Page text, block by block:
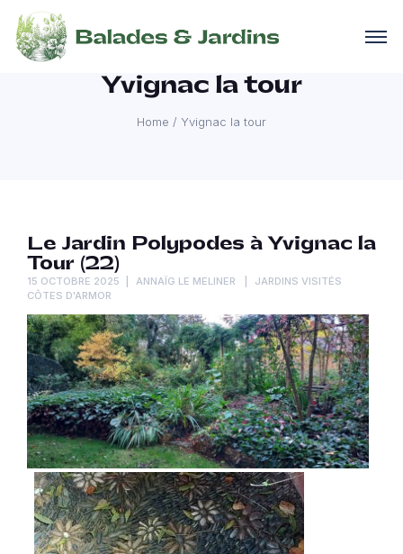
Yvignac la tour
Home / Yvignac la tour
Le Jardin Polypodes à Yvignac la
Tour (22)
15 OCTOBRE 2025 ANNAÏG LE MELINER
JARDINS VISITÉS
CÔTES D'ARMOR